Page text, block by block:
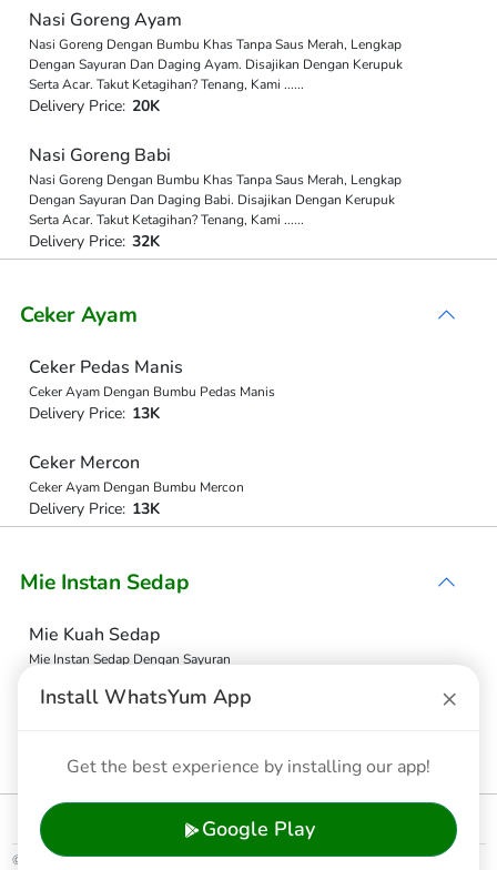
Nasi Goreng Ayam
Nasi Goreng Dengan Bumbu Khas Tanpa Saus Merah, Lengkap
Dengan Sayuran Dan Daging Ayam. Disajikan Dengan Kerupuk
Serta Acar. Takut Ketagihan? Tenang, Kami ......
Delivery Price: 20K
Nasi Goreng Babi
Nasi Goreng Dengan Bumbu Khas Tanpa Saus Merah, Lengkap
Dengan Sayuran Dan Daging Babi. Disajikan Dengan Kerupuk
Serta Acar. Takut Ketagihan? Tenang, Kami ......
Delivery Price: 32K
Ceker Ayam
Ceker Pedas Manis
Ceker Ayam Dengan Bumbu Pedas Manis
Delivery Price: 13K
Ceker Mercon
Ceker Ayam Dengan Bumbu Mercon
Delivery Price: 13K
Mie Instan Sedap
Mie Kuah Sedap
Mie Instan Sedap Dengan Sayuran
Delivery Price: 7.5K
Install WhatsYum App ×
Get the best experience by installing our app!
Google Play
© 2026 WhatsYum Ltd